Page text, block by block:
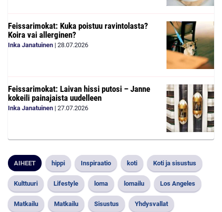
Feissarimokat: Kuka poistuu ravintolasta?
Koira vai allerginen?
Inka Janatuinen | 28.07.2026
Feissarimokat: Laivan hissi putosi – Janne
kokeili painajaista uudelleen
Inka Janatuinen | 27.07.2026
AIHEET hippi Inspiraatio koti Koti ja sisustus
Kulttuuri Lifestyle loma lomailu Los Angeles
Matkailu Matkailu Sisustus Yhdysvallat